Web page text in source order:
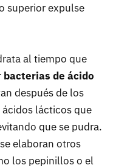
superior expulse
al tiempo que
bacterias de ácido
después de los
lácticos que
que se pudra.
elaboran otros
los pepinillos o el